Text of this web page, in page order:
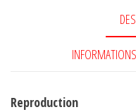
Reproduction